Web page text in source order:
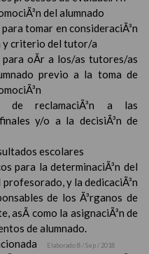
del alumnado
tomar en consideraciÃ³n
y criterio del tutor/a
para oÃ­r a los/as tutores/as
previo a la toma de
de reclamaciÃ³n a las
y/o a la decisiÃ³n de
escolares
para la determinaciÃ³n del
y la dedicaciÃ³n
de los Ã³rganos de
asÃ­ como la asignaciÃ³n de
de alumnado.
Elaborado 8 / Sep / 2018